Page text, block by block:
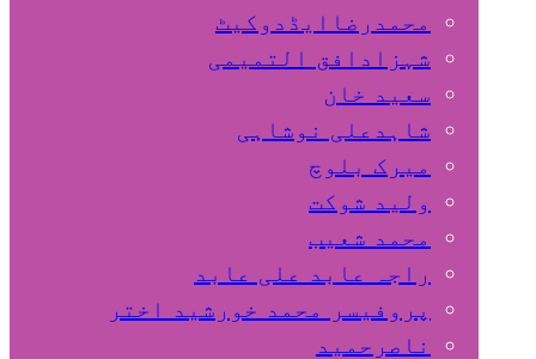
محمدرضاایڈدوکیٹ
شہزادافق التمیمی
سعید خان
شاہدعلی نوشاہی
میرک بلوچ
ولید شوکت
محمد شعیب
راجہ عابد علی عابد
پروفیسر محمد خورشید اختر
ناصرحمید